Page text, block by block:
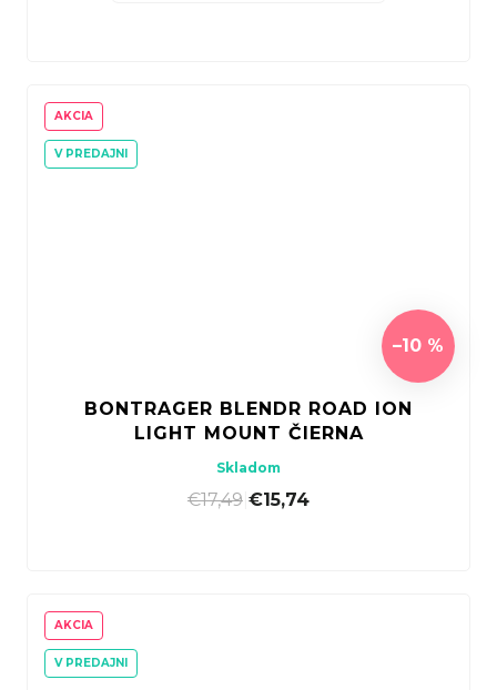
AKCIA
V PREDAJNI
–10 %
BONTRAGER BLENDR ROAD ION
LIGHT MOUNT ČIERNA
Skladom
€17,49 €15,74
AKCIA
V PREDAJNI